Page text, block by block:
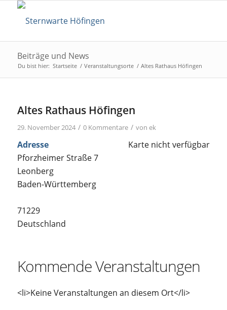
Beiträge und News
Du bist hier: Startseite / Veranstaltungsorte / Altes Rathaus Höfingen
Altes Rathaus Höfingen
29. November 2024 / 0 Kommentare / von ek
Karte nicht verfügbar
Adresse
Pforzheimer Straße 7
Leonberg
Baden-Württemberg
71229
Deutschland
Kommende Veranstaltungen
<li>Keine Veranstaltungen an diesem Ort</li>